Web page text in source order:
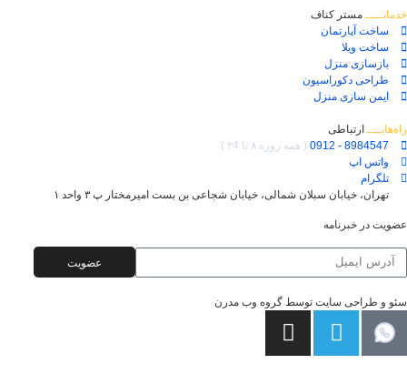
خدماتـــــمستر کناف
ساخت آپارتمان
ساخت ویلا
بازسازی منزل
طراحی دکوراسیون
ایمن سازی منزل
راه‌هایــــ ارتباطی
8984547 - 0912
( همه روزه ۸ تا ۲4 )
واتس اپ
تلگرام
تهران، خیابان سبلان شمالی، خیابان شجاعی بن بست امیرمختار پ ۳ واحد ۱
عضویت در خبرنامه
عضویت
سئو و طراحی سایت توسط گروه وب مدرن